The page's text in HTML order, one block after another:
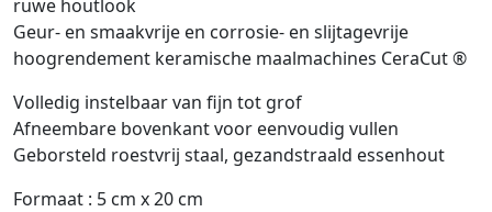
ruwe houtlook
Geur- en smaakvrije en corrosie- en slijtagevrije
hoogrendement keramische maalmachines CeraCut ®
Volledig instelbaar van fijn tot grof
Afneembare bovenkant voor eenvoudig vullen
Geborsteld roestvrij staal, gezandstraald essenhout
Formaat : 5 cm x 20 cm